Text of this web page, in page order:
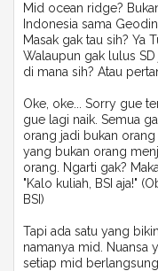
Mid ocean ridge?
Indonesia sama
Masak gak tau sih? Ya
Walaupun gak lulus
di mana sih? Atau
Oke, oke... Sorry gue
gue lagi naik. Semua
orang jadi bukan
yang bukan orang
orang. Ngarti gak?
"Kalo kuliah, BSI aja!"
BSI)
Tapi ada satu yang
namanya mid. Nuansa
setiap mid